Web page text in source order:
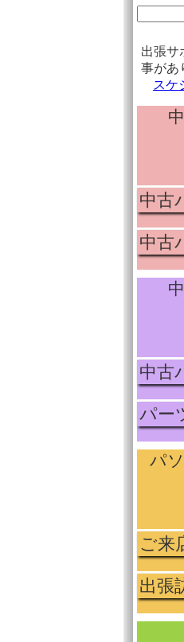
出張サ
事があ
スケ
中古
中古
中古
パー
パ
ご来
出張